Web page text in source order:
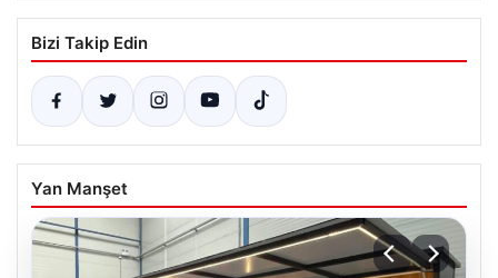
Bizi Takip Edin
Yan Manşet